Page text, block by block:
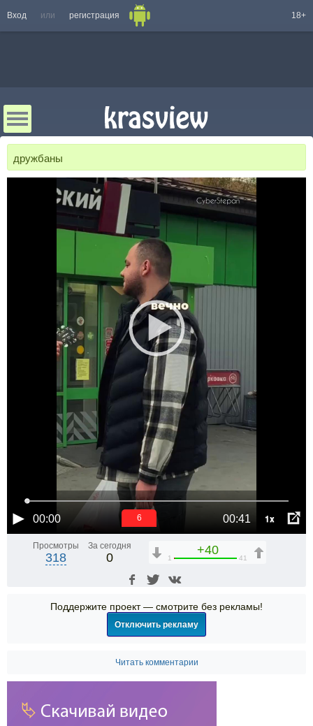
Вход или регистрация 18+
дружбаны
00:00 00:41 1x
5
Просмотры
318
За сегодня
0
+40
1 41
Поддержите проект — смотрите без рекламы!
Отключить рекламу
Читать комментарии